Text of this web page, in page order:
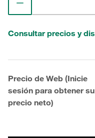
Consultar precios y
Precio de Web (Inicie
sesión para obtener su
precio neto)